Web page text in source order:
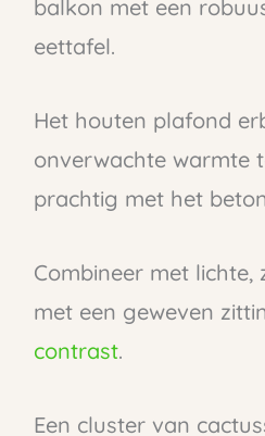
balkon met een
eettafel.
Het houten plafond
onverwachte warmte
prachtig met het
Combineer met lichte,
met een geweven
contrast.
Een cluster van